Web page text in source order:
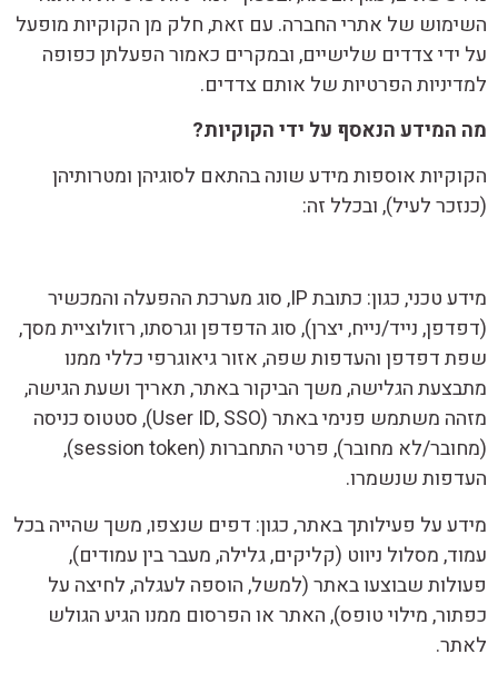
השימוש של אתרי החברה. עם זאת, חלק מן הקוקיות מופעל
על ידי צדדים שלישיים, ובמקרים כאמור הפעלתן כפופה
למדיניות הפרטיות של אותם צדדים.
מה המידע הנאסף על ידי הקוקיות?
הקוקיות אוספות מידע שונה בהתאם לסוגיהן ומטרותיהן
(כנזכר לעיל), ובכלל זה:
מידע טכני, כגון: כתובת IP, סוג מערכת ההפעלה והמכשיר
(דפדפן, נייד/נייח, יצרן), סוג הדפדפן וגרסתו, רזולוציית מסך,
שפת דפדפן והעדפות שפה, אזור גיאוגרפי כללי ממנו
מתבצעת הגלישה, משך הביקור באתר, תאריך ושעת הגישה,
מזהה משתמש פנימי באתר (User ID, SSO), סטטוס כניסה
(מחובר/לא מחובר), פרטי התחברות (session token),
העדפות שנשמרו.
מידע על פעילותך באתר, כגון: דפים שנצפו, משך שהייה בכל
עמוד, מסלול ניווט (קליקים, גלילה, מעבר בין עמודים),
פעולות שבוצעו באתר (למשל, הוספה לעגלה, לחיצה על
כפתור, מילוי טופס), האתר או הפרסום ממנו הגיע הגולש
לאתר.